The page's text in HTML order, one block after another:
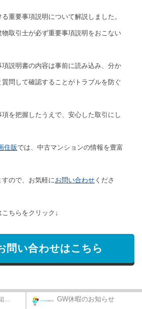
重要事項説明について解説しました。
取引士が必ず重要事項説明をおこない
説明書の内容は事前に読み込み、分か
問して確認することがトラブルを防ぐ
を把握したうえで、安心した取引にし
住販では、中古マンションの情報を豊富
ので、お気軽に お問い合わせ くださ
ちらをクリック↓
問い合わせはこちら
... GW休暇のお知らせ